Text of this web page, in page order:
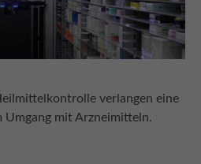
verlangen eine
Umgang mit Arzneimitteln.